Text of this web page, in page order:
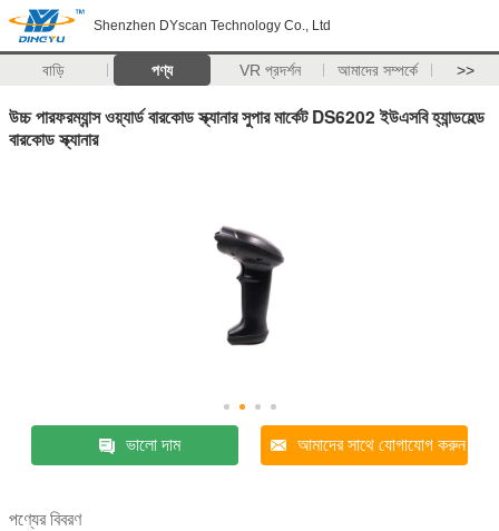
Shenzhen DYscan Technology Co., Ltd
বাড়ি পণ্য VR প্রদর্শন আমাদের সম্পর্কে >>
উচ্চ পারফরম্যান্স ওয়্যার্ড বারকোড স্ক্যানার সুপার মার্কেট DS6202 ইউএসবি হ্যান্ডহেল্ড
বারকোড স্ক্যানার
ভালো দাম আমাদের সাথে যোগাযোগ করুন
পণ্যের বিবরণ